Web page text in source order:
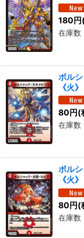
180円
在庫数
ボル
《火》
80円(
在庫数
ボル
《火》
80円(
在庫数